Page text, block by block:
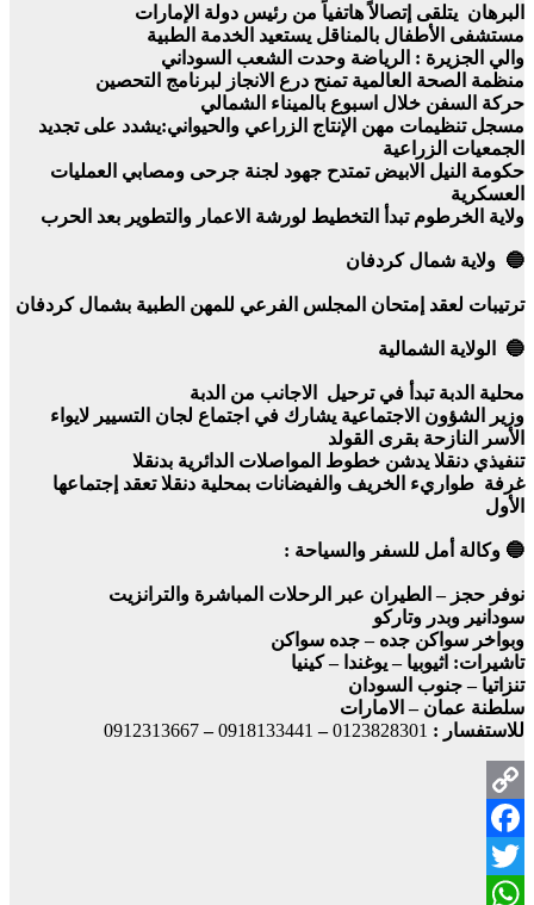
البرهان يتلقى إتصالاً هاتفياً من رئيس دولة الإمارات
مستشفى الأطفال بالمناقل يستعيد الخدمة الطبية
والي الجزيرة : الرياضة وحدت الشعب السوداني
منظمة الصحة العالمية تمنح درع الانجاز لبرنامج التحصين
حركة السفن خلال اسبوع بالميناء الشمالي
مسجل تنظيمات مهن الإنتاج الزراعي والحيواني:يشدد على تجديد
الجمعيات الزراعية
حكومة النيل الابيض تمتدح جهود لجنة جرحى ومصابي العمليات
العسكرية
ولاية الخرطوم تبدأ التخطيط لورشة الاعمار والتطوير بعد الحرب
🔵 ولاية شمال كردفان
ترتيبات لعقد إمتحان المجلس الفرعي للمهن الطبية بشمال كردفان
🔵 الولاية الشمالية
محلية الدبة تبدأ في ترحيل الاجانب من الدبة
وزير الشؤون الاجتماعية يشارك في اجتماع لجان التسيير لايواء
الأسر النازحة بقرى القولد
تنفيذي دنقلا يدشن خطوط المواصلات الدائرية بدنقلا
غرفة طواريء الخريف والفيضانات بمحلية دنقلا تعقد إجتماعها
الأول
🔵 وكالة أمل للسفر والسياحة :
نوفر حجز – الطيران عبر الرحلات المباشرة والترانزيت
سودانير وبدر وتاركو
وبواخر سواكن جده – جده سواكن
تاشيرات: اثيوبيا – يوغندا – كينيا
تنزاتيا – جنوب السودان
سلطنة عمان – الامارات
للاستفسار : 0123828301
–
0918133441
–
0912313667
Copy
Link
Facebook
Twitter